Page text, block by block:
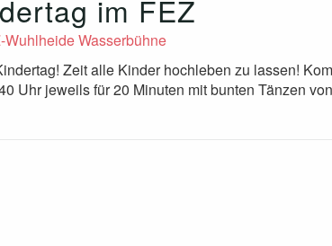
im FEZ
Wuhlheide Wasserbühne
Zeit alle Kinder hochleben zu lassen!
Uhr jeweils für 20 Minuten mit bunten Tänzen